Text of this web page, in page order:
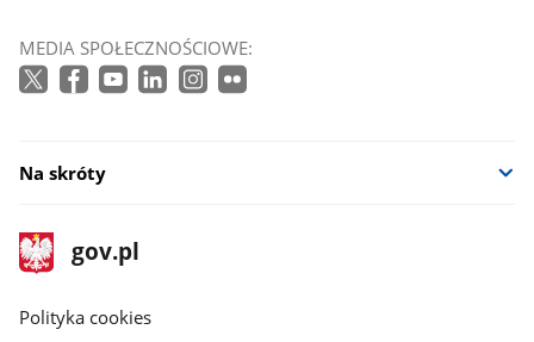
MEDIA SPOŁECZNOŚCIOWE:
Na skróty
stopka
gov.pl
Strona
gov.pl
gov.pl
Polityka cookies